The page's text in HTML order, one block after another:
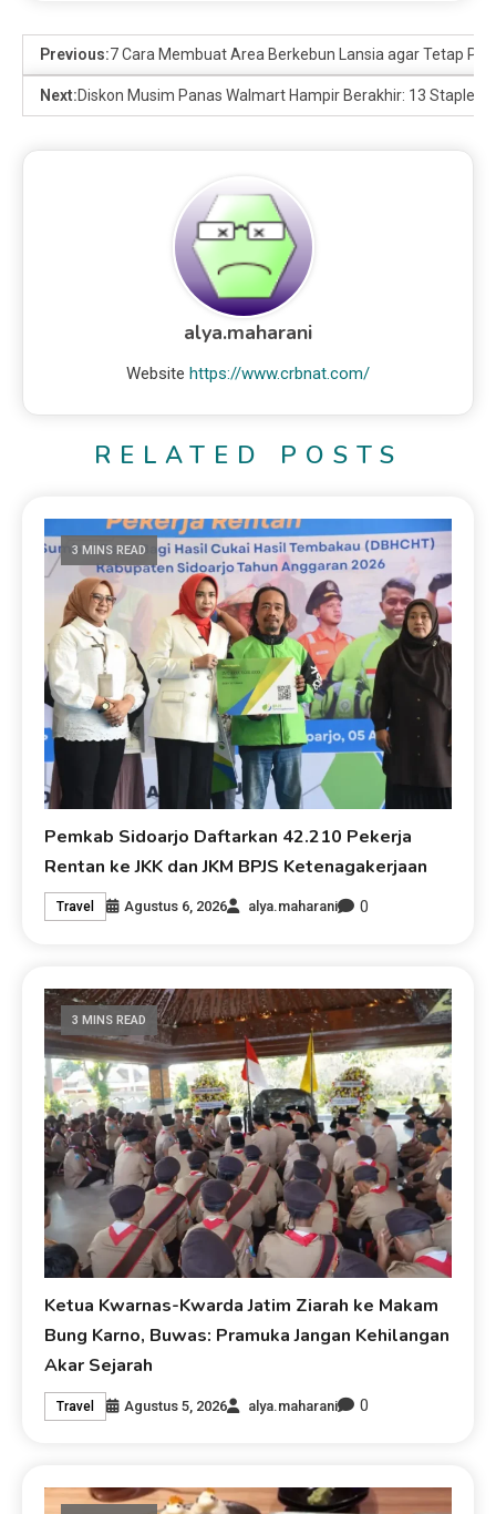
Previous:7 Cara Membuat Area Berkebun Lansia agar Tetap
Next:Diskon Musim Panas Walmart Hampir Berakhir: 13 Staple
alya.maharani
Website https://www.crbnat.com/
RELATED POSTS
3 MINS READ
Pemkab Sidoarjo Daftarkan 42.210 Pekerja
Rentan ke JKK dan JKM BPJS Ketenagakerjaan
Travel Agustus 6, 2026 alya.maharani 0
3 MINS READ
Ketua Kwarnas-Kwarda Jatim Ziarah ke Makam
Bung Karno, Buwas: Pramuka Jangan Kehilangan
Akar Sejarah
Travel Agustus 5, 2026 alya.maharani 0